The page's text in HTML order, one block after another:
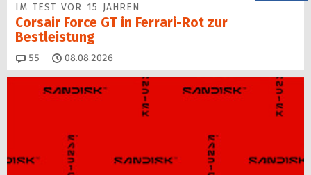
IM TEST VOR 15 JAHREN
Corsair Force GT in Ferrari-Rot zur
Bestleistung
55 Kommentare
08.08.2026